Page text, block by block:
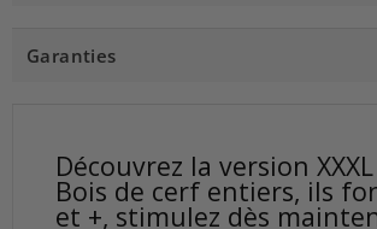
Garanties
Découvrez la version
Bois de cerf entiers, ils
et +, stimulez dès